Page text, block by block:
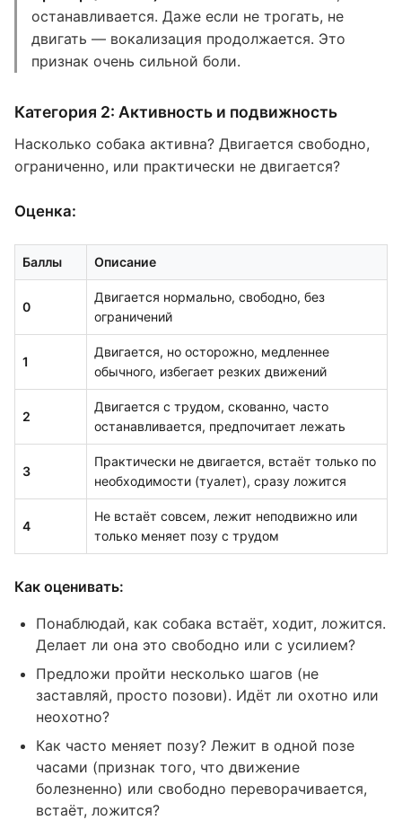
останавливается. Даже если не трогать, не
двигать — вокализация продолжается. Это
признак очень сильной боли.
Категория 2: Активность и подвижность
Насколько собака активна? Двигается свободно,
ограниченно, или практически не двигается?
Оценка:
Баллы Описание
0
Двигается нормально, свободно, без
ограничений
1
Двигается, но осторожно, медленнее
обычного, избегает резких движений
2
Двигается с трудом, скованно, часто
останавливается, предпочитает лежать
3
Практически не двигается, встаёт только по
необходимости (туалет), сразу ложится
4
Не встаёт совсем, лежит неподвижно или
только меняет позу с трудом
Как оценивать:
Понаблюдай, как собака встаёт, ходит, ложится.
Делает ли она это свободно или с усилием?
Предложи пройти несколько шагов (не
заставляй, просто позови). Идёт ли охотно или
неохотно?
Как часто меняет позу? Лежит в одной позе
часами (признак того, что движение
болезненно) или свободно переворачивается,
встаёт, ложится?